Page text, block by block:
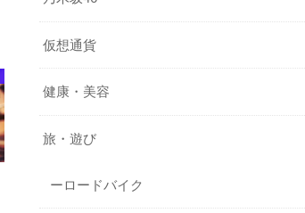
仮想通貨
健康・美容
旅・遊び
ーロードバイク